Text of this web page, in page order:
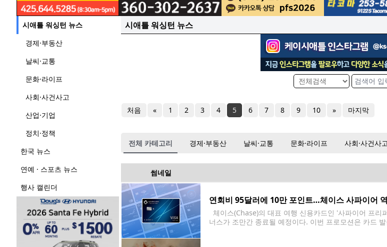
시애틀 워싱턴 뉴스
경제·부동산
날씨·교통
문화·라이프
사회·사건사고
산업·기업
정치·정책
한국 뉴스
연예 · 스포츠 뉴스
행사 캘린더
시애틀 워싱턴 뉴스
처음 « 1 2 3 4 5 6 7 8 9 10 » 마지막
전체 카테고리 경제·부동산 날씨·교통 문화·라이프 사회·사건사
썸네일
연회비 95달러에 10만 포인트…체이스 사파이어
체이스(Chase)의 대표 여행 신용카드인 '사파이어 프
너스가 조만간 종료될 예정이다. 이번 프로모션은 카드